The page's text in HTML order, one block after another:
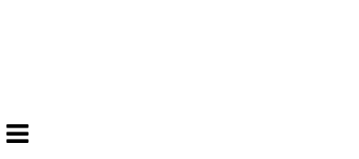
Veksle
navigasjon